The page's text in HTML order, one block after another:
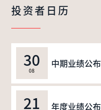
投资者日历
30
08
中期业绩公布
21 年度业绩公布